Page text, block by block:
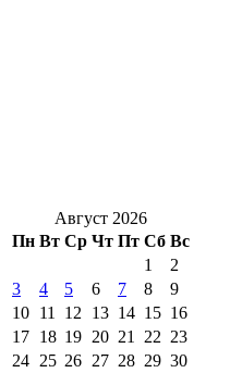
Август 2026
Пн Вт Ср Чт Пт Сб Вс
1
2
3
4 5 6 7 8
9
10 11 12 13 14 15 16
17 18 19 20 21 22 23
24 25 26 27 28 29 30